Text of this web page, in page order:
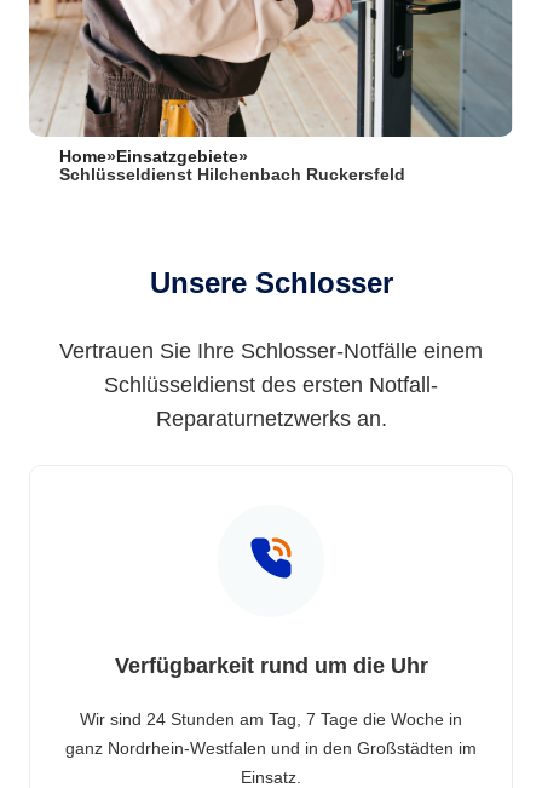
Home» Einsatzgebiete»
Schlüsseldienst Hilchenbach Ruckersfeld
Unsere Schlosser
Vertrauen Sie Ihre Schlosser-Notfälle einem
Schlüsseldienst des ersten Notfall-
Reparaturnetzwerks an.
Verfügbarkeit rund um die Uhr
Wir sind 24 Stunden am Tag, 7 Tage die Woche in
ganz Nordrhein-Westfalen und in den Großstädten im
Einsatz.